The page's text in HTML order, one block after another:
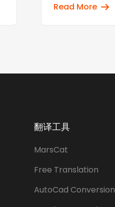
Read More
翻译工具
MarsCat
Free Translation
AutoCad Conversion